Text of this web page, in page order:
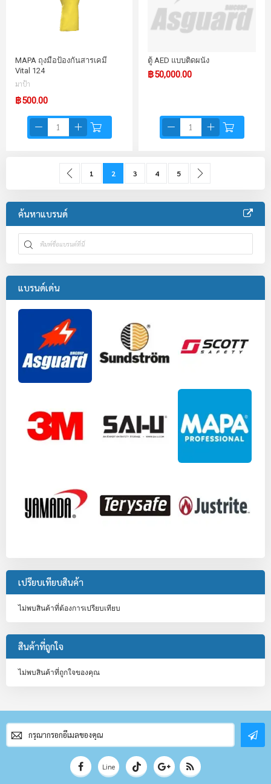
MAPA ถุงมือป้องกันสารเคมี
Vital 124
มาป้า
฿500.00
ตู้ AED แบบติดผนัง
฿50,000.00
Page
Page
Previous
Page
1 You're currently reading page
2 Page
3 Page
4 Page
5
ค้นหาแบรนด์
แบรนด์เด่น
เปรียบเทียบสินค้า
ไม่พบสินค้าที่ต้องการเปรียบเทียบ
สินค้าที่ถูกใจ
ไม่พบสินค้าที่ถูกใจของคุณ
สมัคร
สมาชิก
จดหมาย
Line